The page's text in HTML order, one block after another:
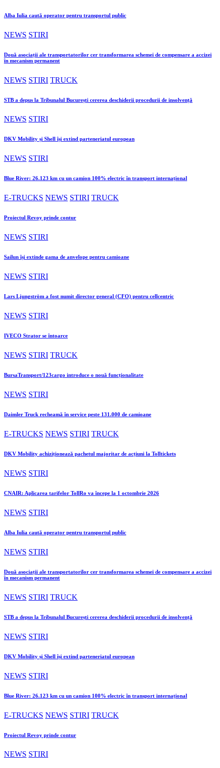
Alba Iulia caută operator pentru transportul public
NEWS STIRI
Două asociații ale transportatorilor cer transformarea schemei de compensare a accizei
în mecanism permanent
NEWS STIRI TRUCK
STB a depus la Tribunalul București cererea deschiderii procedurii de insolvență
NEWS STIRI
DKV Mobility și Shell își extind parteneriatul european
NEWS STIRI
Blue River: 26.123 km cu un camion 100% electric în transport internațional
E-TRUCKS NEWS STIRI TRUCK
Proiectul Revoy prinde contur
NEWS STIRI
Sailun își extinde gama de anvelope pentru camioane
NEWS STIRI
Lars Ljungström a fost numit director general (CFO) pentru cellcentric
NEWS STIRI
IVECO Strator se întoarce
NEWS STIRI TRUCK
BursaTransport/123cargo introduce o nouă funcționalitate
NEWS STIRI
Daimler Truck recheamă în service peste 131.000 de camioane
E-TRUCKS NEWS STIRI TRUCK
DKV Mobility achiziționează pachetul majoritar de acțiuni la Tolltickets
NEWS STIRI
CNAIR: Aplicarea tarifelor TollRo va începe la 1 octombrie 2026
NEWS STIRI
Alba Iulia caută operator pentru transportul public
NEWS STIRI
Două asociații ale transportatorilor cer transformarea schemei de compensare a accizei
în mecanism permanent
NEWS STIRI TRUCK
STB a depus la Tribunalul București cererea deschiderii procedurii de insolvență
NEWS STIRI
DKV Mobility și Shell își extind parteneriatul european
NEWS STIRI
Blue River: 26.123 km cu un camion 100% electric în transport internațional
E-TRUCKS NEWS STIRI TRUCK
Proiectul Revoy prinde contur
NEWS STIRI